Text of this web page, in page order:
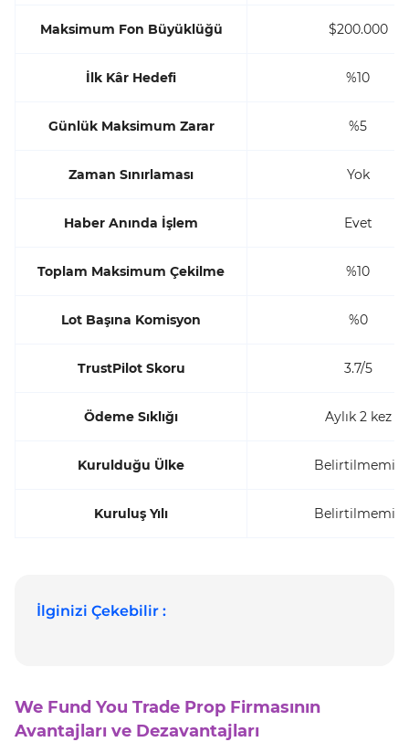
Maksimum Fon Büyüklüğü $200.000
İlk Kâr Hedefi %10
Günlük Maksimum Zarar %5
Zaman Sınırlaması Yok
Haber Anında İşlem Evet
Toplam Maksimum Çekilme %10
Lot Başına Komisyon %0
TrustPilot Skoru 3.7/5
Ödeme Sıklığı Aylık 2 kez
Kurulduğu Ülke Belirtilmemiş
Kuruluş Yılı Belirtilmemiş
İlginizi Çekebilir :
We Fund You Trade Prop Firmasının
Avantajları ve Dezavantajları